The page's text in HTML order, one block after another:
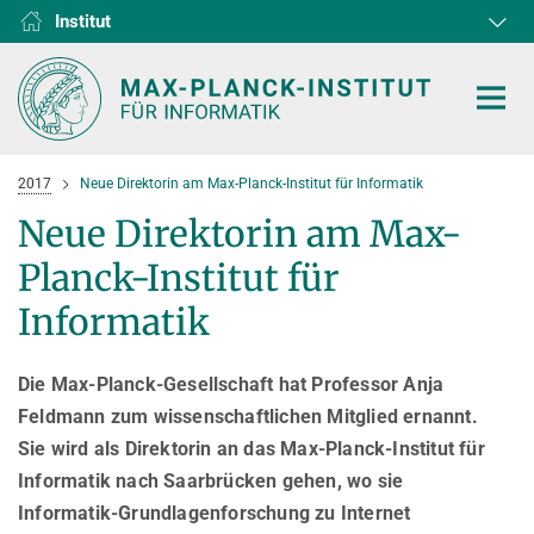
Institut
D1
D2
D3
D4
D5
D6
RG1
RG2
RG3
HOME
ABTEILUNGEN
D1 Algorithms and Complexity
D2 Computer Vision and Machine Learning
Internet Architecture
KOOPERATIONEN
FORSCHUNG
NEWS & EVENTS
AKTUELLES
PERSONEN
2017 Neue Direktorin am Max-Planck-Institut für Informatik
Neue Direktorin am Max-
Planck-Institut für
Informatik
Die Max-Planck-Gesellschaft hat Professor Anja
Feldmann zum wissenschaftlichen Mitglied ernannt.
Sie wird als Direktorin an das Max-Planck-Institut für
Informatik nach Saarbrücken gehen, wo sie
Informatik-Grundlagenforschung zu Internet